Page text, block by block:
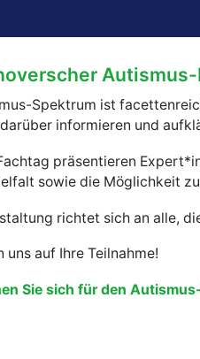
Spektrum ist
informieren und
präsentieren
sowie die Möglichkeit
richtet sich an alle,
uns auf Ihre Teilnahme!
Sie sich für den